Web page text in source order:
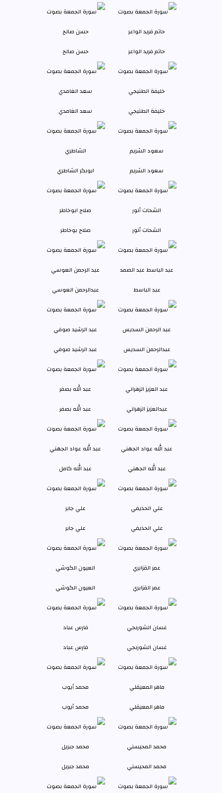
حاتم فريد الواعر حسن صالح
خليفة الطنيجي سعد الغامدي
سعود الشريم ابوبكر الشاطري
الشحات أنور صلاح بوخاطر
عبد الباسط عبدالرحمن العوسي
عبدالرحمن السديس عبد الرشيد صوفي
عبدالعزيز الزهراني عبد الله بصفر
عبد الله الجهني عبد الله كامل
علي الحذيفي علي جابر
عمر القزابري العيون الكوشي
غسان الشوربجي فارس عباد
ماهر المعيقلي محمد أيوب
محمد المحيسني محمد جبريل